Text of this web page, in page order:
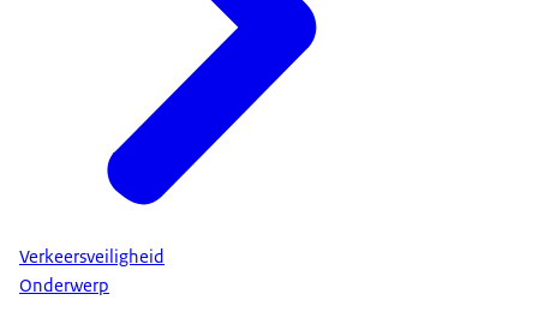
Verkeersveiligheid
Onderwerp